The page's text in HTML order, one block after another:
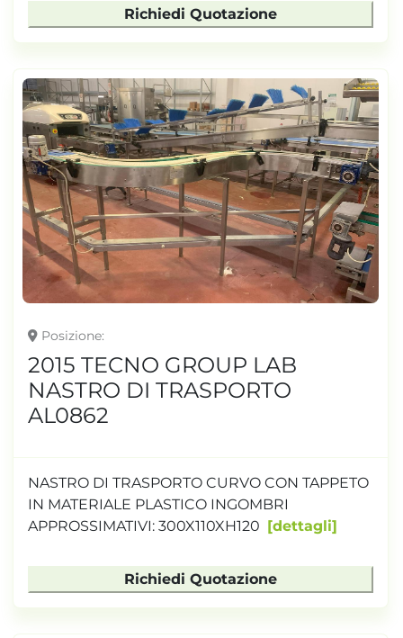
Richiedi Quotazione
Posizione
2015 TECNO GROUP LAB
NASTRO DI TRASPORTO
AL0862
NASTRO DI TRASPORTO CURVO CON TAPPETO
IN MATERIALE PLASTICO INGOMBRI
APPROSSIMATIVI: 300X110XH120
dettagli
Richiedi Quotazione